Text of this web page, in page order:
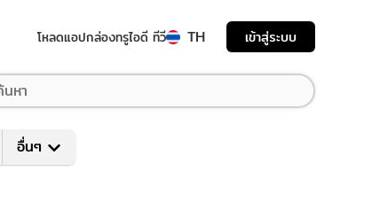
โหลดแอปกล่องทรูไอดี ทีวี TH เข้าสู่ระบบ
อื่นๆ